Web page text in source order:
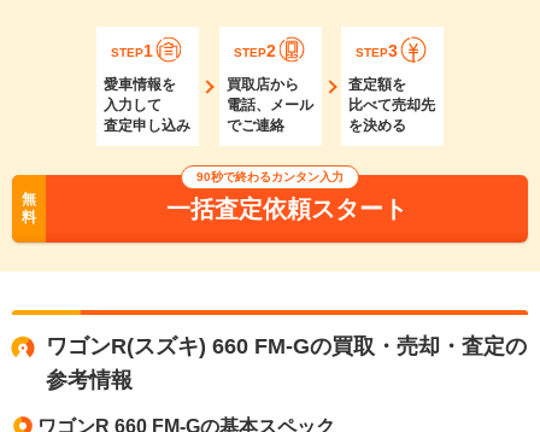
STEP1
愛車情報を
入力して
査定申し込み
STEP2
買取店から
電話、メール
でご連絡
STEP3
査定額を
比べて売却先
を決める
無
料
90秒で終わるカンタン入力
一括査定依頼スタート
ワゴンR(スズキ) 660 FM-Gの買取・売却・査定の
参考情報
ワゴンR 660 FM-Gの基本スペック